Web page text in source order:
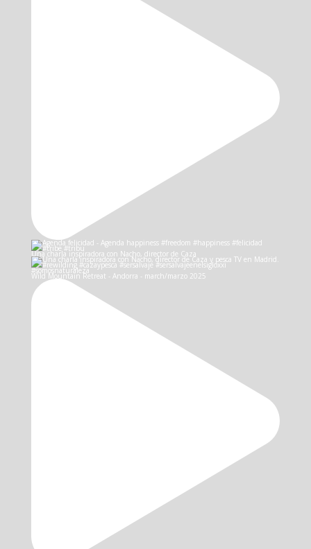
Una charla inspiradora con Nacho, director de Caza
Wild Mountain Retreat - Andorra - march/marzo 2025